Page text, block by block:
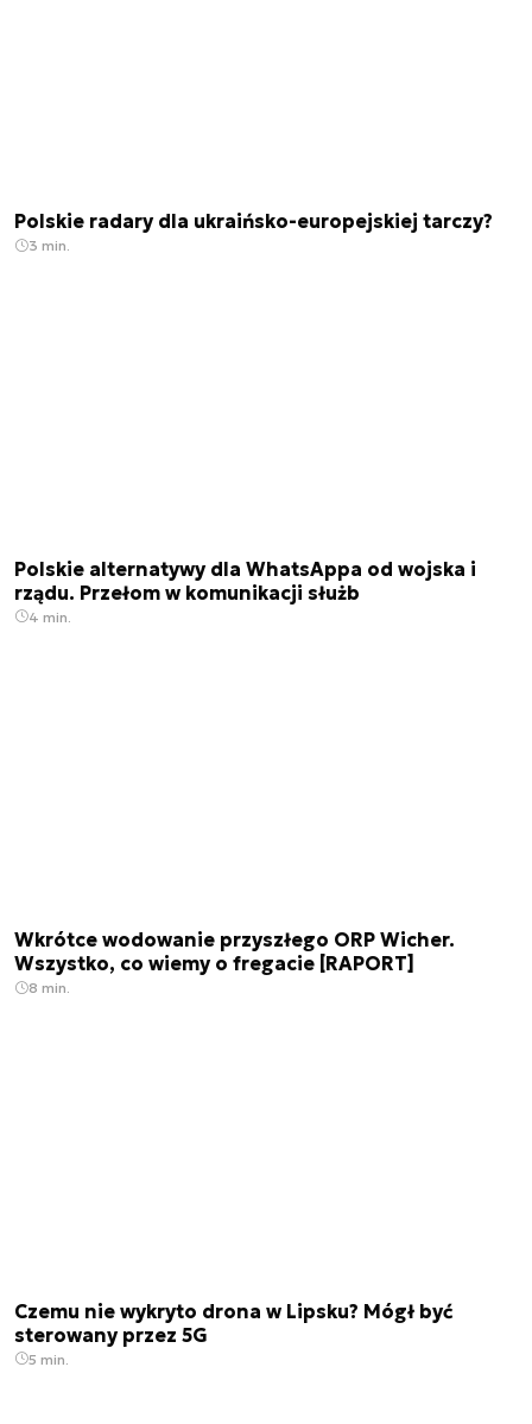
Polskie radary dla ukraińsko-europejskiej tarczy?
3 min.
Polskie alternatywy dla WhatsAppa od wojska i
rządu. Przełom w komunikacji służb
4 min.
Wkrótce wodowanie przyszłego ORP Wicher.
Wszystko, co wiemy o fregacie [RAPORT]
8 min.
Czemu nie wykryto drona w Lipsku? Mógł być
sterowany przez 5G
5 min.